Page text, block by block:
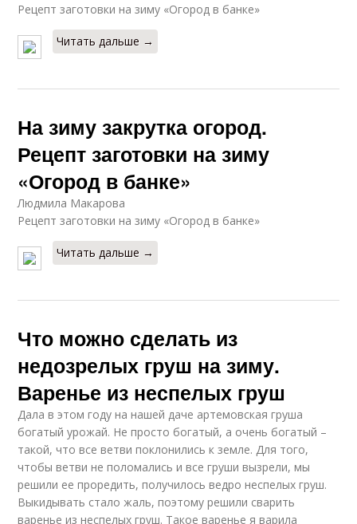
Рецепт заготовки на зиму «Огород в банке»
Читать дальше →
На зиму закрутка огород.
Рецепт заготовки на зиму
«Огород в банке»
Людмила Макарова
Рецепт заготовки на зиму «Огород в банке»
Читать дальше →
Что можно сделать из
недозрелых груш на зиму.
Варенье из неспелых груш
Дала в этом году на нашей даче артемовская груша
богатый урожай. Не просто богатый, а очень богатый –
такой, что все ветви поклонились к земле. Для того,
чтобы ветви не поломались и все груши вызрели, мы
решили ее проредить, получилось ведро неспелых груш.
Выкидывать стало жаль, поэтому решили сварить
варенье из неспелых груш. Такое варенье я варила